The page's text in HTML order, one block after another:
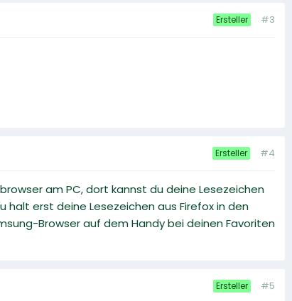
Ersteller #3
Ersteller #4
am PC, dort kannst du deine Lesezeichen
erst deine Lesezeichen aus Firefox in den
Browser auf dem Handy bei deinen Favoriten
Ersteller #5